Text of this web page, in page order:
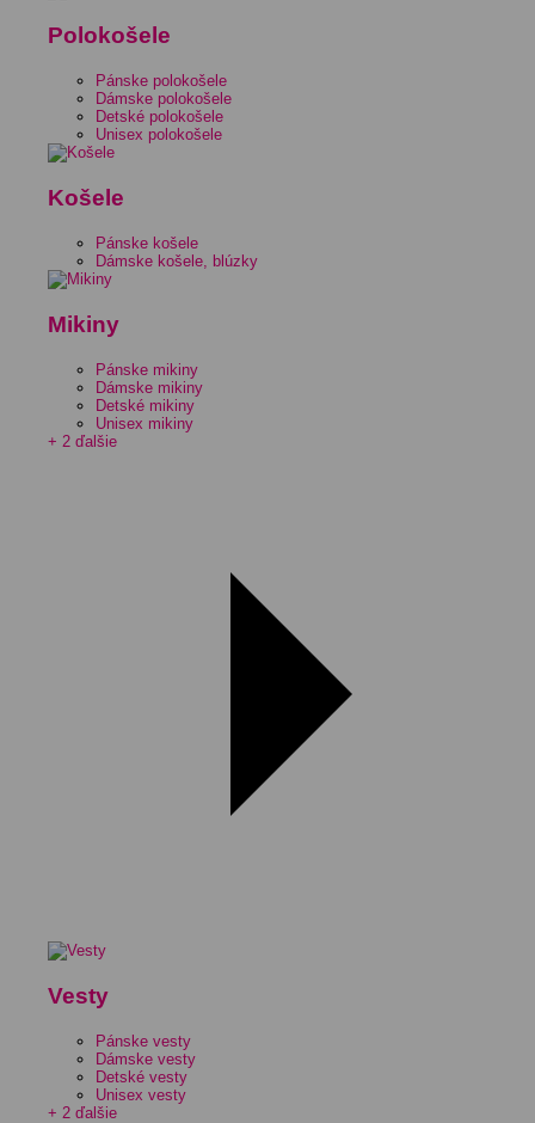
Polokošele
Pánske polokošele
Dámske polokošele
Detské polokošele
Unisex polokošele
Košele
Pánske košele
Dámske košele, blúzky
Mikiny
Pánske mikiny
Dámske mikiny
Detské mikiny
Unisex mikiny
+ 2 ďalšie
Vesty
Pánske vesty
Dámske vesty
Detské vesty
Unisex vesty
+ 2 ďalšie